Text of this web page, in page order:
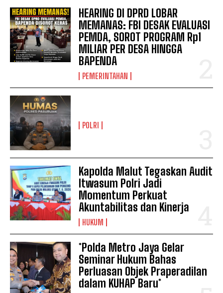
HEARING DI DPRD LOBAR
MEMANAS: FBI DESAK EVALUASI
PEMDA, SOROT PROGRAM Rp1
MILIAR PER DESA HINGGA
BAPENDA
PEMERINTAHAN
POLRI
Kapolda Malut Tegaskan Audit
Itwasum Polri Jadi
Momentum Perkuat
Akuntabilitas dan Kinerja
HUKUM
*Polda Metro Jaya Gelar
Seminar Hukum Bahas
Perluasan Objek Praperadilan
dalam KUHAP Baru*